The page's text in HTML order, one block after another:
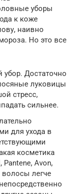
уборы
к коже
наивно
Но это все
убор. Достаточно
луковицы
стресс,
сильнее.
для ухода в
косметика
Avon,
волосы легче